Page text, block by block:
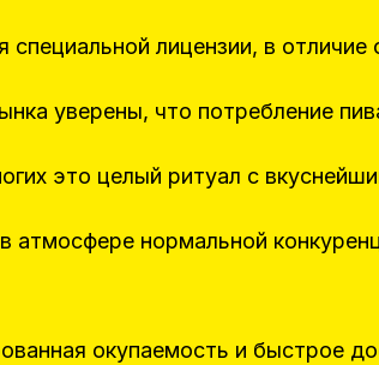
лицензии, в отличие
уверены, что потребление
это целый ритуал с
атмосфере нормальной
окупаемость и быстрое